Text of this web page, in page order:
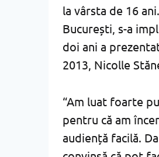
la vârsta de 16
București, s-a
doi ani a
2013, Nicolle
“Am luat foarte
pentru că am
audiență facilă.